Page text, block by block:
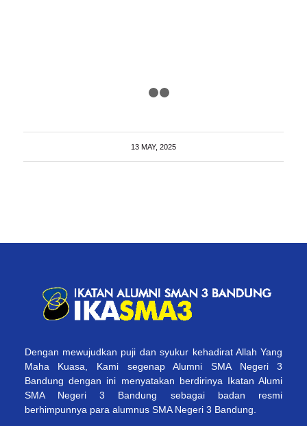
13 MAY, 2025
Dengan mewujudkan puji dan syukur kehadirat Allah Yang
Maha Kuasa, Kami segenap Alumni SMA Negeri 3
Bandung dengan ini menyatakan berdirinya Ikatan Alumi
SMA Negeri 3 Bandung sebagai badan resmi
berhimpunnya para alumnus SMA Negeri 3 Bandung.